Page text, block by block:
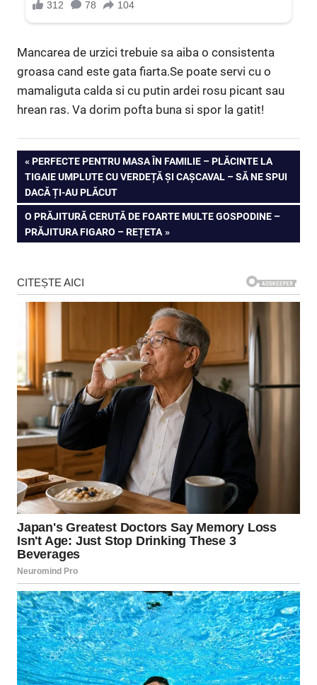
Mancarea de urzici trebuie sa aiba o consistenta
groasa cand este gata fiarta.Se poate servi cu o
mamaliguta calda si cu putin ardei rosu picant sau
hrean ras. Va dorim pofta buna si spor la gatit!
Navigare
în
articole
PREVIOUS
POST:
PERFECTE PENTRU MASA ÎN FAMILIE – PLĂCINTE LA
TIGAIE UMPLUTE CU VERDEȚĂ ȘI CAȘCAVAL – SĂ NE SPUI
DACĂ ȚI-AU PLĂCUT
NEXT
POST:
O PRĂJITURĂ CERUTĂ DE FOARTE MULTE GOSPODINE –
PRĂJITURA FIGARO – REȚETA